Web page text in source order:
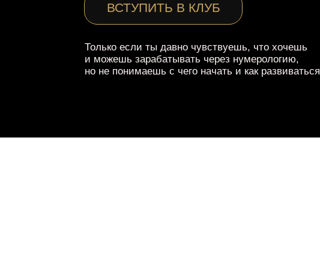
ВСТУПИТЬ В КЛУБ
Только если ты давно чувствуешь, что хочешь
и можешь зарабатывать через нумерологию,
но не понимаешь с чего начать и как развиваться